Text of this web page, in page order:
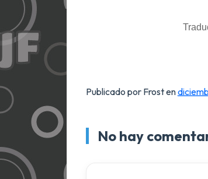
Publicado por Frosten
No hay